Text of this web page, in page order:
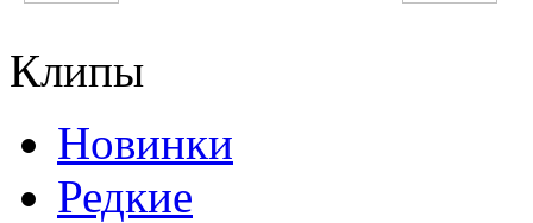
Клипы
Новинки
Редкие